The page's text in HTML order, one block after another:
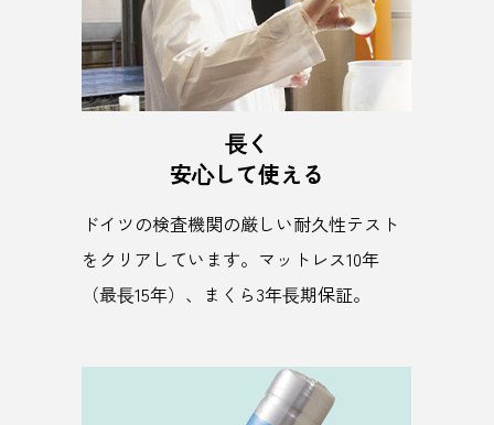
⻑く
安⼼して使える
ドイツの検査機関の厳しい耐久性テスト
をクリアしています。マットレス10年
（最⻑15年）、まくら3年⻑期保証。